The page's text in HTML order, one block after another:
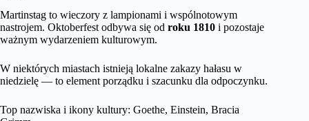
Martinstag to wieczory z lampionami i wspólnotowym
nastrojem. Oktoberfest odbywa się od roku 1810 i pozostaje
ważnym wydarzeniem kulturowym.
W niektórych miastach istnieją lokalne zakazy hałasu w
niedzielę — to element porządku i szacunku dla odpoczynku.
Top nazwiska i ikony kultury: Goethe, Einstein, Bracia